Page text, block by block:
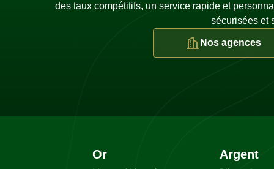
des taux compétitifs, un service rapide et
sécurisées et
Nos agences
Or Argent